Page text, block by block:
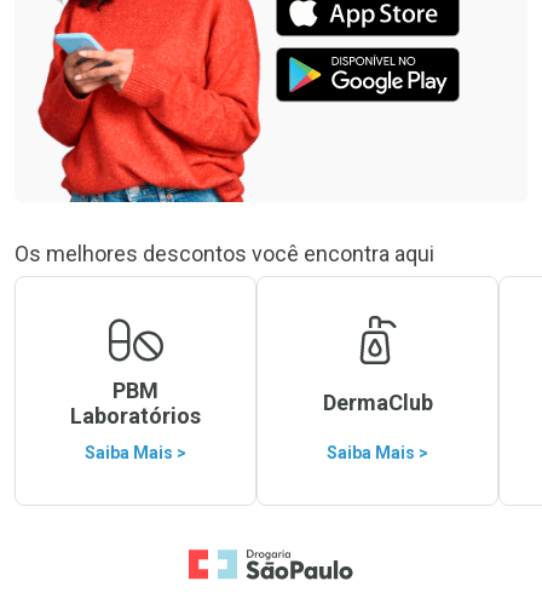
Os melhores descontos você encontra aqui
PBM
Laboratórios
Saiba Mais >
DermaClub
Saiba Mais >
Ir para a Home